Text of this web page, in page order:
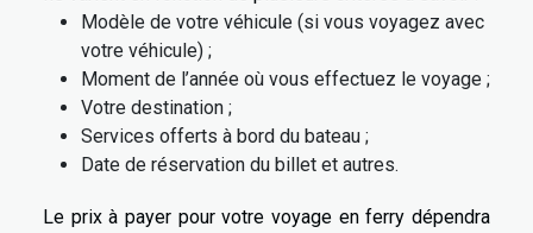
Modèle de votre véhicule (si vous voyagez avec
votre véhicule) ;
Moment de l’année où vous effectuez le voyage ;
Votre destination ;
Services offerts à bord du bateau ;
Date de réservation du billet et autres.
Le prix à payer pour votre voyage en ferry dépendra